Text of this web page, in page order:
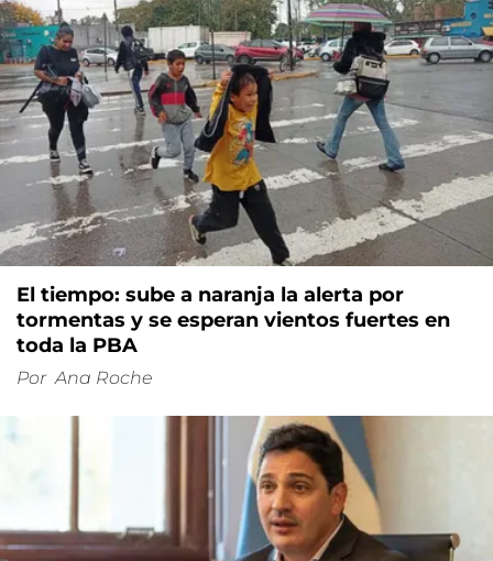
El tiempo: sube a naranja la alerta por
tormentas y se esperan vientos fuertes en
toda la PBA
Por Ana Roche